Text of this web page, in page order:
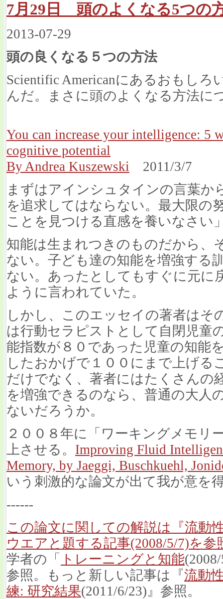
7月29日 頭のよくなる5つの
2013-07-29
頭の良くなる５つの方法
Scientific Americanにあるおもしろ
んだ。まさに頭のよくなる方法に
You can increase your intelligence: 5
cognitive potential
By Andrea Kuszewski 2011/3/7
まずはアインシュタインの言葉か
を追求してはならない。最大限の
ことを見つける直感を養いなさい
知能は生まれつきのものだから、
ない。子ども達の知能を増強する
ない。あったとしてもすぐに元に
ように言われていた。
しかし、このエッセイの著者はそ
は行動セラピストとして自閉児童
能指数が８０であった児童の知能
したおかげで１００にまで上げる
だけでなく、著者にはたくさんの
を増強できるのなら、普通の大人
ないだろうか。
２００８年に「ワーキングメモリ
上させる。 Improving Fluid
Memory, by Jaeggi, Buschkuehl,
いう刺激的な論文が出て我が意を
------
この論文に関しての解説は『流動
ウエアと題する記事(2008/5/7)を参
学者の「
トレーニングと知能
参照。もっと新しい記事は『流動
練: 研究結果(2011/6/23)』参照。